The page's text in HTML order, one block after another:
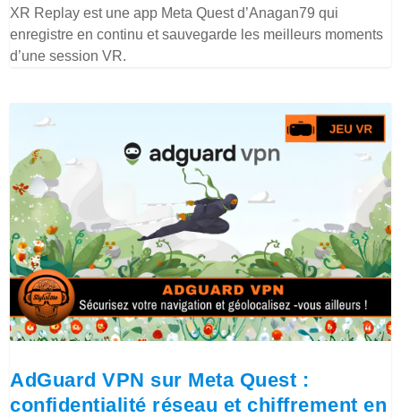
XR Replay est une app Meta Quest d’Anagan79 qui
enregistre en continu et sauvegarde les meilleurs moments
d’une session VR.
AdGuard VPN sur Meta Quest :
confidentialité réseau et chiffrement en